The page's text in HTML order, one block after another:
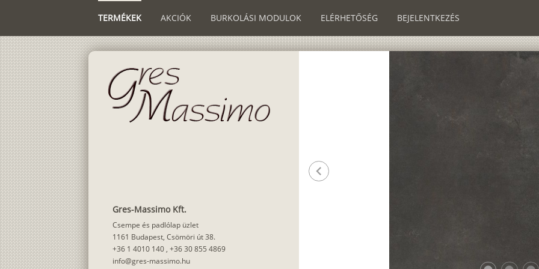
TERMÉKEK AKCIÓK BURKOLÁSI MODULOK ELÉRHETŐSÉG BEJELENTKEZÉS
Gres-Massimo Kft.
Csempe és padlólap üzlet
1161 Budapest, Csömöri út 38.
+36 1 4010 140 , +36 30 855 4869
info@gres-massimo.hu
chevron_left